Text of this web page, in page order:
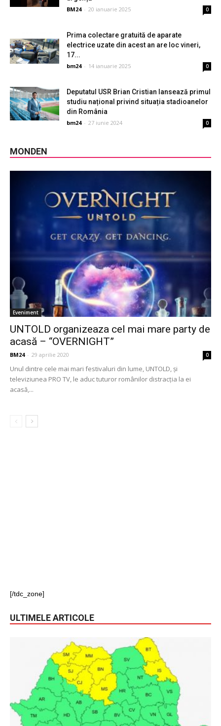
BM24 - 20 ianuarie 2025 0
Prima colectare gratuită de aparate
electrice uzate din acest an are loc vineri,
17...
bm24 - 14 ianuarie 2025 0
Deputatul USR Brian Cristian lansează primul
studiu național privind situația stadioanelor
din România
bm24 - 27 iunie 2024 0
MONDEN
Eveniment
UNTOLD organizeaza cel mai mare party de
acasă – “OVERNIGHT”
BM24 - 29 aprilie 2020 0
Unul dintre cele mai mari festivaluri din lume, UNTOLD, și
televiziunea PRO TV, le aduc tuturor românilor distracția la ei
acasă,...
[/tdc_zone]
ULTIMELE ARTICOLE